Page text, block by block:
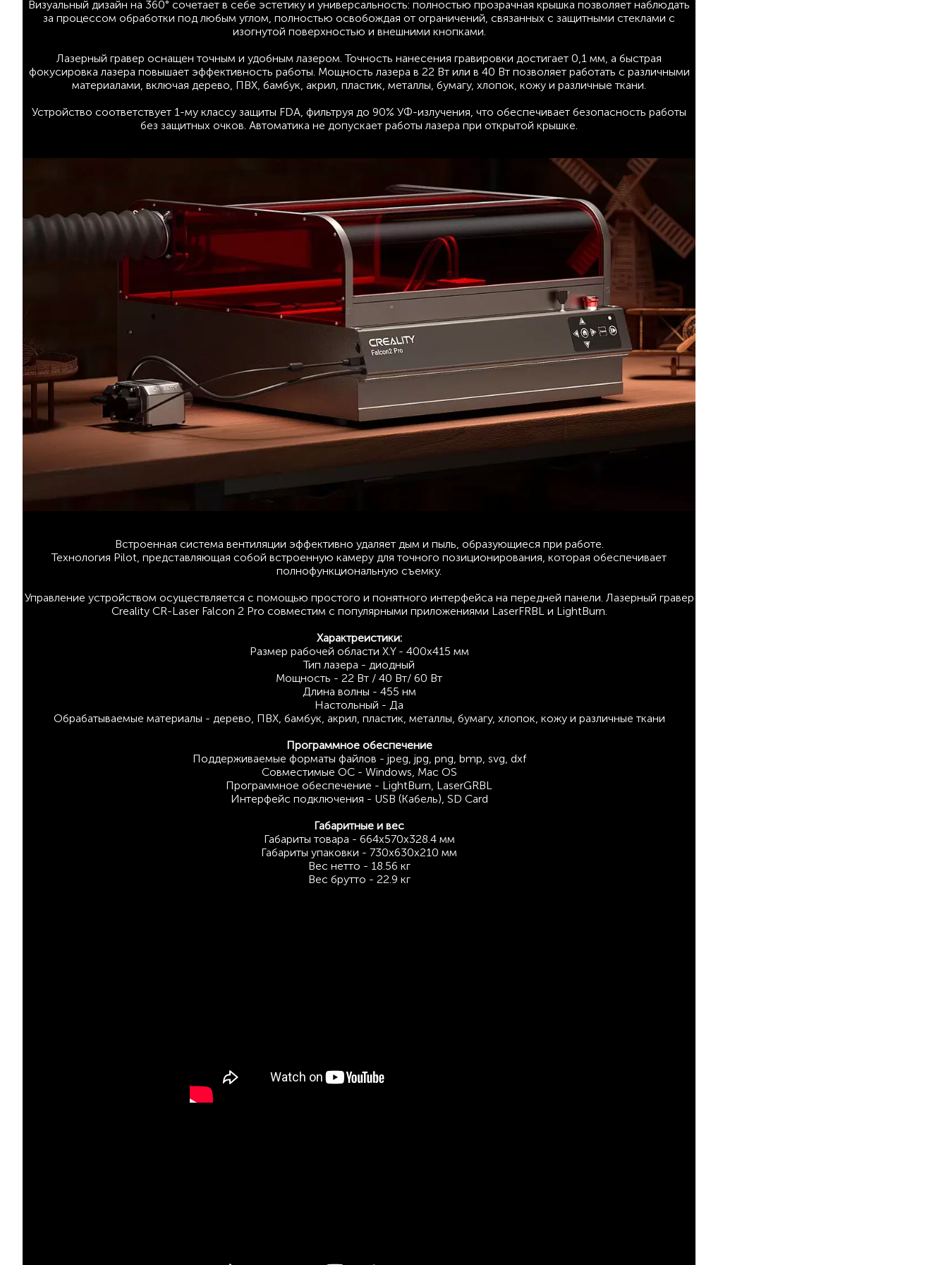
Визуальный дизайн на 360° сочетает в себе эстетику и универсальность: полностью прозрачная крышка позволяет наблюдать
за процессом обработки под любым углом, полностью освобождая от ограничений, связанных с защитными стеклами с
изогнутой поверхностью и внешними кнопками.
Лазерный гравер оснащен точным и удобным лазером. Точность нанесения гравировки достигает 0,1 мм, а быстрая
фокусировка лазера повышает эффективность работы. Мощность лазера в 22 Вт или в 40 Вт позволяет работать с различными
материалами, включая дерево, ПВХ, бамбук, акрил, пластик, металлы, бумагу, хлопок, кожу и различные ткани.
Устройство соответствует 1-му классу защиты FDA, фильтруя до 90% УФ-излучения, что обеспечивает безопасность работы
без защитных очков. Автоматика не допускает работы лазера при открытой крышке.
Встроенная система вентиляции эффективно удаляет дым и пыль, образующиеся при работе.
Технология Pilot, представляющая собой встроенную камеру для точного позиционирования, которая обеспечивает
полнофункциональную съемку.
Управление устройством осуществляется с помощью простого и понятного интерфейса на передней панели. Лазерный гравер
Creality CR-Laser Falcon 2 Pro совместим с популярными приложениями LaserFRBL и LightBurn.
Характреистики:
Размер рабочей области X.Y - 400х415 мм
Тип лазера - диодный
Мощность - 22 Вт / 40 Вт/ 60 Вт
Длина волны - 455 нм
Настольный - Да
Обрабатываемые материалы - дерево, ПВХ, бамбук, акрил, пластик, металлы, бумагу, хлопок, кожу и различные ткани
Программное обеспечение
Поддерживаемые форматы файлов - jpeg, jpg, png, bmp, svg, dxf
Совместимые ОС - Windows, Mac OS
Программное обеспечение - LightBurn, LaserGRBL
Интерфейс подключения - USB (Кабель), SD Card
Габаритные и вес
Габариты товара - 664х570х328.4 мм
Габариты упаковки - 730х630х210 мм
Вес нетто - 18.56 кг
Вес брутто - 22.9 кг